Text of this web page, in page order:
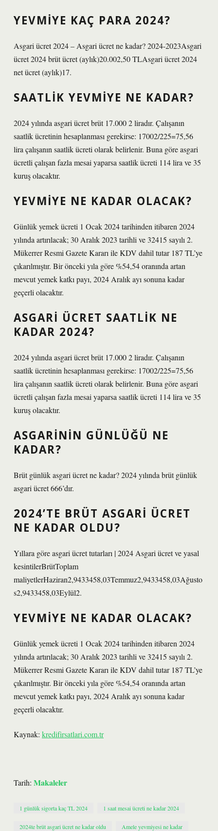
YEVMIYE KAÇ PARA 2024?
Asgari ücret 2024 – Asgari ücret ne kadar? 2024-2023Asgari
ücret 2024 brüt ücret (aylık)20.002,50 TLAsgari ücret 2024
net ücret (aylık)17.
SAATLIK YEVMIYE NE KADAR?
2024 yılında asgari ücret brüt 17.000 2 liradır. Çalışanın
saatlik ücretinin hesaplanması gerekirse: 17002/225=75,56
lira çalışanın saatlik ücreti olarak belirlenir. Buna göre asgari
ücretli çalışan fazla mesai yaparsa saatlik ücreti 114 lira ve 35
kuruş olacaktır.
YEVMIYE NE KADAR OLACAK?
Günlük yemek ücreti 1 Ocak 2024 tarihinden itibaren 2024
yılında artırılacak; 30 Aralık 2023 tarihli ve 32415 sayılı 2.
Mükerrer Resmi Gazete Kararı ile KDV dahil tutar 187 TL’ye
çıkarılmıştır. Bir önceki yıla göre %54,54 oranında artan
mevcut yemek katkı payı, 2024 Aralık ayı sonuna kadar
geçerli olacaktır.
ASGARI ÜCRET SAATLIK NE
KADAR 2024?
2024 yılında asgari ücret brüt 17.000 2 liradır. Çalışanın
saatlik ücretinin hesaplanması gerekirse: 17002/225=75,56
lira çalışanın saatlik ücreti olarak belirlenir. Buna göre asgari
ücretli çalışan fazla mesai yaparsa saatlik ücreti 114 lira ve 35
kuruş olacaktır.
ASGARININ GÜNLÜĞÜ NE
KADAR?
Brüt günlük asgari ücret ne kadar? 2024 yılında brüt günlük
asgari ücret 666’dır.
2024’TE BRÜT ASGARI ÜCRET
NE KADAR OLDU?
Yıllara göre asgari ücret tutarları | 2024 Asgari ücret ve yasal
kesintilerBrütToplam
maliyetlerHaziran2,9433458,03Temmuz2,9433458,03Ağusto
s2,9433458,03Eylül2.
YEVMIYE NE KADAR OLACAK?
Günlük yemek ücreti 1 Ocak 2024 tarihinden itibaren 2024
yılında artırılacak; 30 Aralık 2023 tarihli ve 32415 sayılı 2.
Mükerrer Resmi Gazete Kararı ile KDV dahil tutar 187 TL’ye
çıkarılmıştır. Bir önceki yıla göre %54,54 oranında artan
mevcut yemek katkı payı, 2024 Aralık ayı sonuna kadar
geçerli olacaktır.
Kaynak: kredifirsatlari.com.tr
Tarih: Makaleler
1 günlük sigorta kaç TL 2024 1 saat mesai ücreti ne kadar 2024
2024te brüt asgari ücret ne kadar oldu Amele yevmiyesi ne kadar